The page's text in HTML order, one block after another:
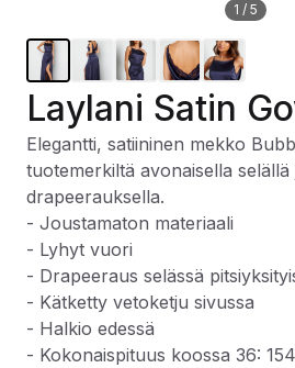
1 / 5
Laylani Satin
Elegantti, satiininen mekko
tuotemerkiltä avonaisella selällä
drapeerauksella.
- Joustamaton materiaali
- Lyhyt vuori
- Drapeeraus selässä
- Kätketty vetoketju sivussa
- Halkio edessä
- Kokonaispituus koossa 36: